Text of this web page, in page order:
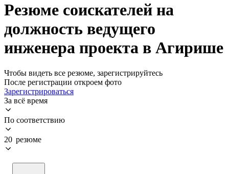
Резюме соискателей на
должность ведущего
инженера проекта в Агирише
Чтобы видеть все резюме, зарегистрируйтесь
После регистрации откроем фото
Зарегистрироваться
За всё время
По соответствию
20 резюме